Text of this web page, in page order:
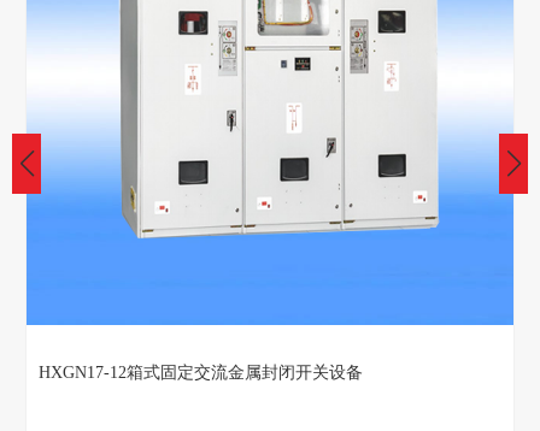
HXGN17-12箱式固定交流金属封闭开关设备